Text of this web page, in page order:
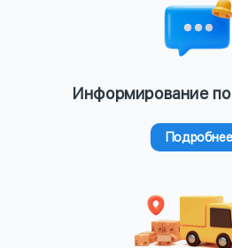
Информирование
Подробнее